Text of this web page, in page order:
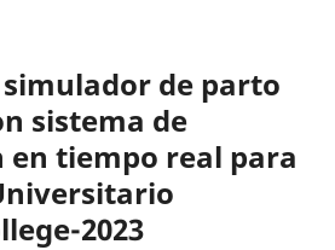
de parto
sistema de
en tiempo real para
2023